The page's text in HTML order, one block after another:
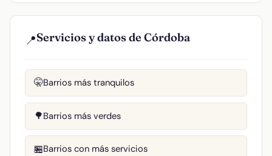
📍Servicios y datos de Córdoba
🤫Barrios más tranquilos
🌳Barrios más verdes
🏪Barrios con más servicios